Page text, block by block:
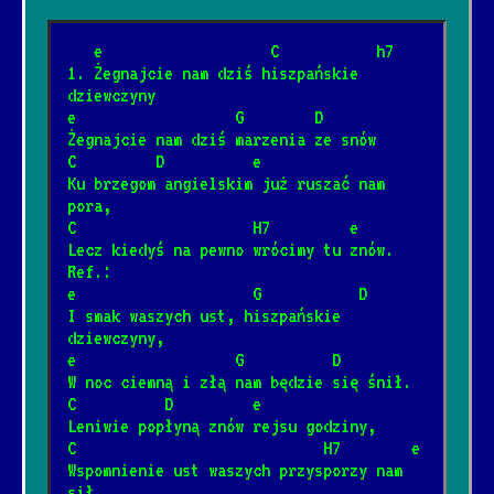
* Do szopy hej pasterze
12/31/2025
* Hej kolęda, kolęda
*
*
12/4/2024 [Kult]📺
* Gdy nie ma dzieci
   e                   C           h7
1. Żegnajcie nam dziś hiszpańskie
dziewczyny
e                  G        D
Żegnajcie nam dziś marzenia ze snów
C         D          e
Ku brzegom angielskim już ruszać nam
pora,
C                    H7         e
Lecz kiedyś na pewno wrócimy tu znów.
Ref.:
e                    G           D
I smak waszych ust, hiszpańskie
dziewczyny,
e                  G          D
W noc ciemną i złą nam będzie się śnił.
C          D         e
Leniwie popłyną znów rejsu godziny,
C                            H7        e
Wspomnienie ust waszych przysporzy nam